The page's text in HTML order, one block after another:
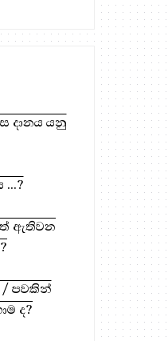
දානය යනු
...?
ඇතිවන
/ පවකින්
ද?